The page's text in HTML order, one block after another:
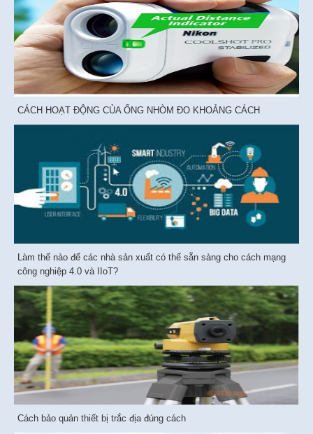
CÁCH HOẠT ĐỘNG CỦA ỐNG NHÒM ĐO KHOẢNG CÁCH
Làm thế nào để các nhà sản xuất có thể sẵn sàng cho cách mạng
công nghiệp 4.0 và IIoT?
Cách bảo quản thiết bị trắc địa đúng cách